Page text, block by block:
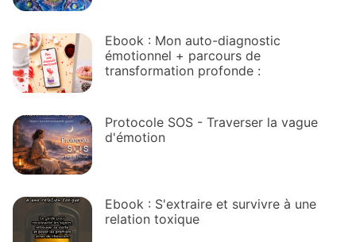
Ebook : Mon auto-diagnostic
émotionnel + parcours de
transformation profonde :
Protocole SOS - Traverser la vague
d'émotion
Ebook : S'extraire et survivre à une
relation toxique